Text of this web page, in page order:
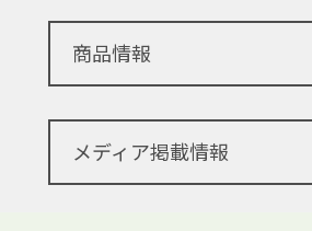
商品情報
メディア掲載情報